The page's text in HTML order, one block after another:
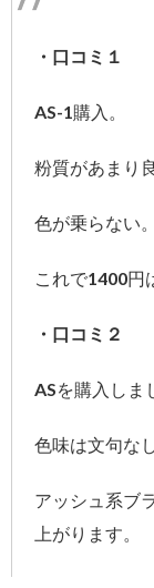
・口コミ１
AS-1購入。
粉質があまり
色が乗らない。
これで1400円
・口コミ２
ASを購入しま
色味は文句な
アッシュ系ブ
上がります。